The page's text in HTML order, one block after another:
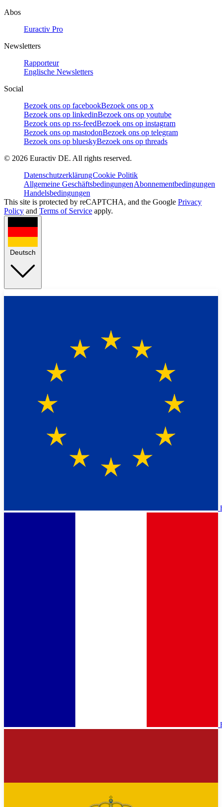
Abos
Euractiv Pro
Newsletters
Rapporteur
Englische Newsletters
Social
Bezoek ons op facebookBezoek ons op x
Bezoek ons op linkedinBezoek ons op youtube
Bezoek ons op rss-feedBezoek ons op instagram
Bezoek ons op mastodonBezoek ons op telegram
Bezoek ons op blueskyBezoek ons op threads
© 2026 Euractiv DE. All rights reserved.
DatenschutzerklärungCookie Politik
Allgemeine GeschäftsbedingungenAbonnementbedingungen
Handelsbedingungen
This site is protected by reCAPTCHA, and the Google Privacy
Policy and Terms of Service apply.
Deutsch